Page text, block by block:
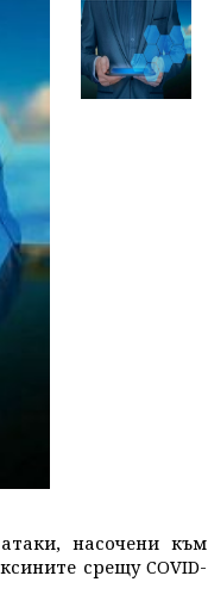
насочени към
срещу COVID-